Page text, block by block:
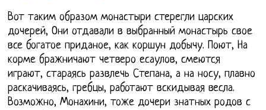
Вот таким образом монастыри стерегли царских
дочерей, Они отдавали в выбранный монастырь свое
все богатое приданое, как коршун добычу. Поют, На
корме бражничают четверо есаулов, смеются
играют, стараясь развлечь Степана, а на носу, плавно
раскачиваясь, гребцы, работают вскидывая весла.
Возможно, Монахини, тоже дочери знатных родов с